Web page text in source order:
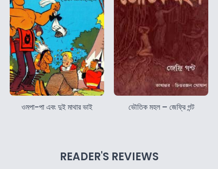
ওমপা-পা এবং দুই মাথার ভাই ভৌতিক মহল – জেফ্রি গন্ট
READER'S REVIEWS